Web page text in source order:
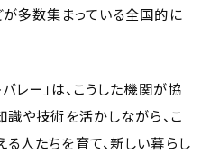
多数集まっている全国的に
レー」は、こうした機関が協
識や技術を活かしながら、こ
人たちを育て、新しい暮らし